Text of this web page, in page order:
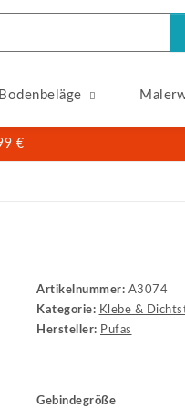
Bodenbeläge
€
Artikelnummer: A3074
Kategorie: Klebe &
Hersteller: Pufas
Gebindegröße